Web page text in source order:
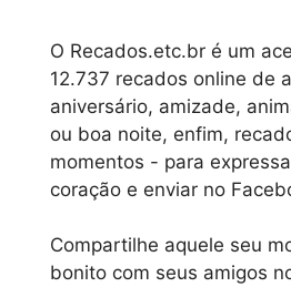
O Recados.etc.br é um
12.737 recados online de
aniversário, amizade,
ou boa noite, enfim,
momentos - para
coração e enviar no
Compartilhe aquele seu
bonito com seus amigos